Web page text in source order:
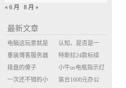
« 6 月 8 月 »
最新文章
电脑这玩意就是
缝缝补补的事
认知，是否是一
座大山？当架构
决策变成配置清
单比价
重装博客服务器
环境
特斯拉24款标续
Model Y 2万公里
使用体验
接盘的傻子
小牛us电瓶指示灯
闪三次不上电
一次还不错的小
装台1600元办公